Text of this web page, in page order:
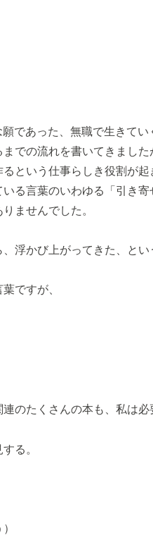
であった、無職で生きて
での流れを書いてきました
という仕事らしき役割が
る言葉のいわゆる「引き
ませんでした。
浮かび上がってきた、とい
ですが、
のたくさんの本も、私は必
る。